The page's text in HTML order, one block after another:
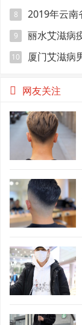
8
2019年云南
年增多
9 丽水艾滋病
10 厦门艾滋病
网友关注